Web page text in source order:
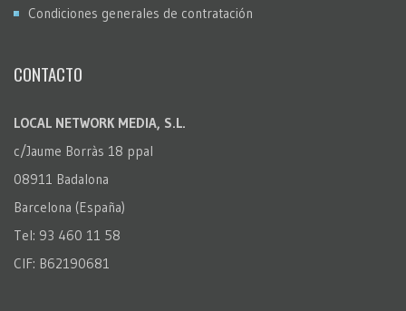
Condiciones generales de contratación
CONTACTO
LOCAL NETWORK MEDIA, S.L.
c/Jaume Borràs 18 ppal
08911 Badalona
Barcelona (España)
Tel: 93 460 11 58
CIF: B62190681